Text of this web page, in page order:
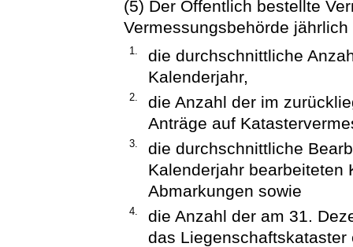
(5) Der Öffentlich bestellte
Vermessungsbehörde
1.
die durchschnittliche
Kalenderjahr,
2.
die Anzahl der im
Anträge auf
3.
die durchschnittliche
Kalenderjahr bearbeiteten
Abmarkungen sowie
4.
die Anzahl der am 31.
das Liegenschaftskataster